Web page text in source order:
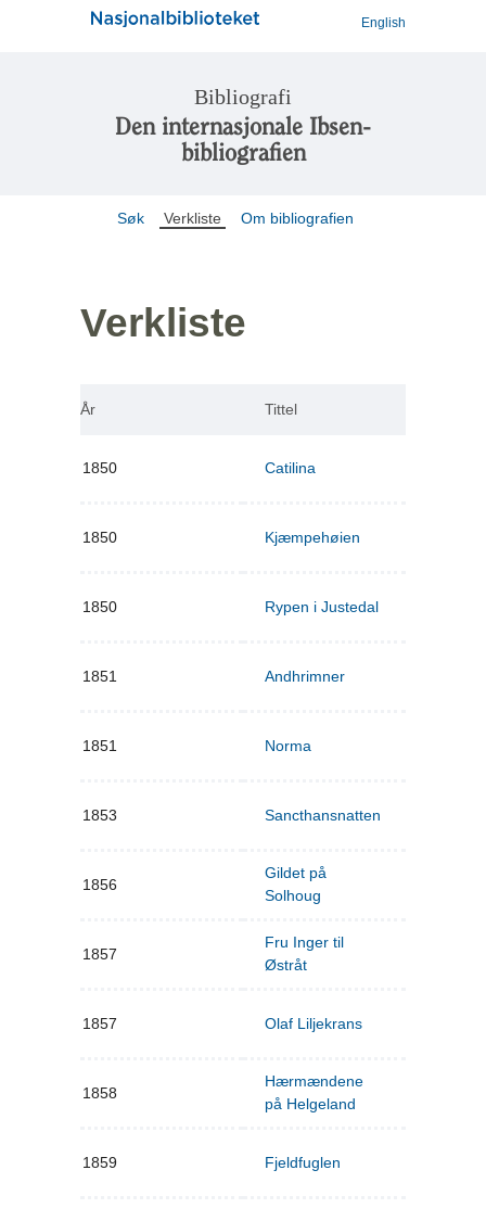
English
Bibliografi
Den internasjonale Ibsen-
bibliografien
Søk Verkliste Om bibliografien
Verkliste
År Tittel
1850 Catilina
1850 Kjæmpehøien
1850 Rypen i Justedal
1851 Andhrimner
1851 Norma
1853 Sancthansnatten
1856
Gildet på
Solhoug
1857
Fru Inger til
Østråt
1857 Olaf Liljekrans
1858
Hærmændene
på Helgeland
1859 Fjeldfuglen